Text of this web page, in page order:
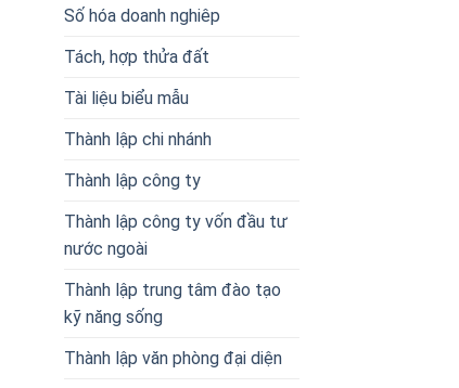
Số hóa doanh nghiêp
Tách, hợp thửa đất
Tài liệu biểu mẫu
Thành lập chi nhánh
Thành lập công ty
Thành lập công ty vốn đầu tư
nước ngoài
Thành lập trung tâm đào tạo
kỹ năng sống
Thành lập văn phòng đại diện